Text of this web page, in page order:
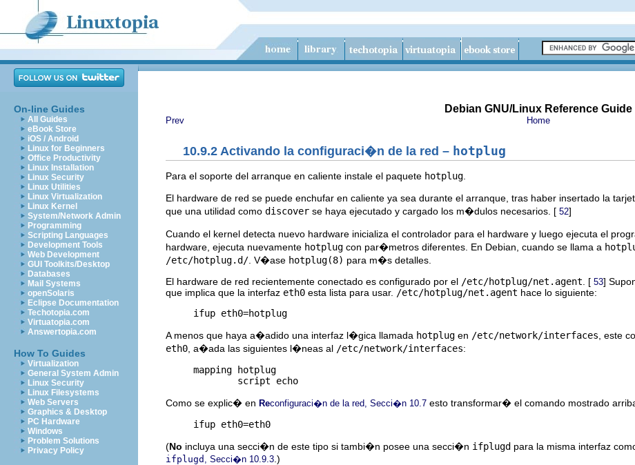
On-line Guides
All Guides
eBook Store
iOS / Android
Linux for Beginners
Office Productivity
Linux Installation
Linux Security
Linux Utilities
Linux Virtualization
Linux Kernel
System/Network Admin
Programming
Scripting Languages
Development Tools
Web Development
GUI Toolkits/Desktop
Databases
Mail Systems
openSolaris
Eclipse Documentation
Techotopia.com
Virtuatopia.com
Answertopia.com
How To Guides
Virtualization
General System Admin
Linux Security
Linux Filesystems
Web Servers
Graphics & Desktop
PC Hardware
Windows
Problem Solutions
Privacy Policy
Debian GNU/Linux Reference Guide
Prev Home
10.9.2 Activando la configuraci�n de la red – hotplug
Para el soporte del arranque en caliente instale el paquete hotplug
El hardware de red se puede enchufar en caliente ya sea durante el arranque, tras haber insertado la
que una utilidad como discover se haya ejecutado y cargado los m�dulos necesarios. [ 52]
Cuando el kernel detecta nuevo hardware inicializa el controlador para el hardware y luego ejecuta el
hardware, ejecuta nuevamente hotplug con par�metros diferentes. En Debian, cuando se llama a
/etc/hotplug.d/ . V�ase hotplug(8) para m�s detalles.
El hardware de red recientemente conectado es configurado por el /etc/hotplug/net.agent . [ 53]
que implica que la interfaz eth0 esta lista para usar. /etc/hotplug/net.agent hace lo siguiente:
A menos que haya a�adido una interfaz l�gica llamada hotplug en /etc/network/interfaces , este
eth0 , a�ada las siguientes l�neas al /etc/network/interfaces:
     mapping hotplug
Como se explic� en Reconfiguraci�n de la red, Secci�n 10.7 esto transformar� el comando mostrado
(No incluya una secci�n de este tipo si tambi�n posee una secci�n ifplugd para la misma interfaz
ifplugd
, Secci�n 10.9.3 .)